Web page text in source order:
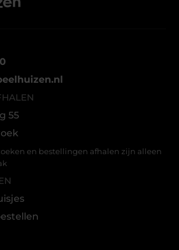
55
en bestellingen afhalen zijn alleen